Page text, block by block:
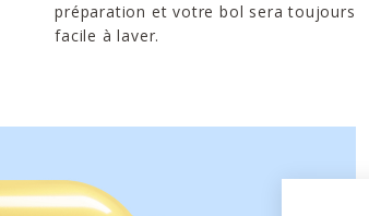
préparation et votre bol sera toujours
facile à laver.